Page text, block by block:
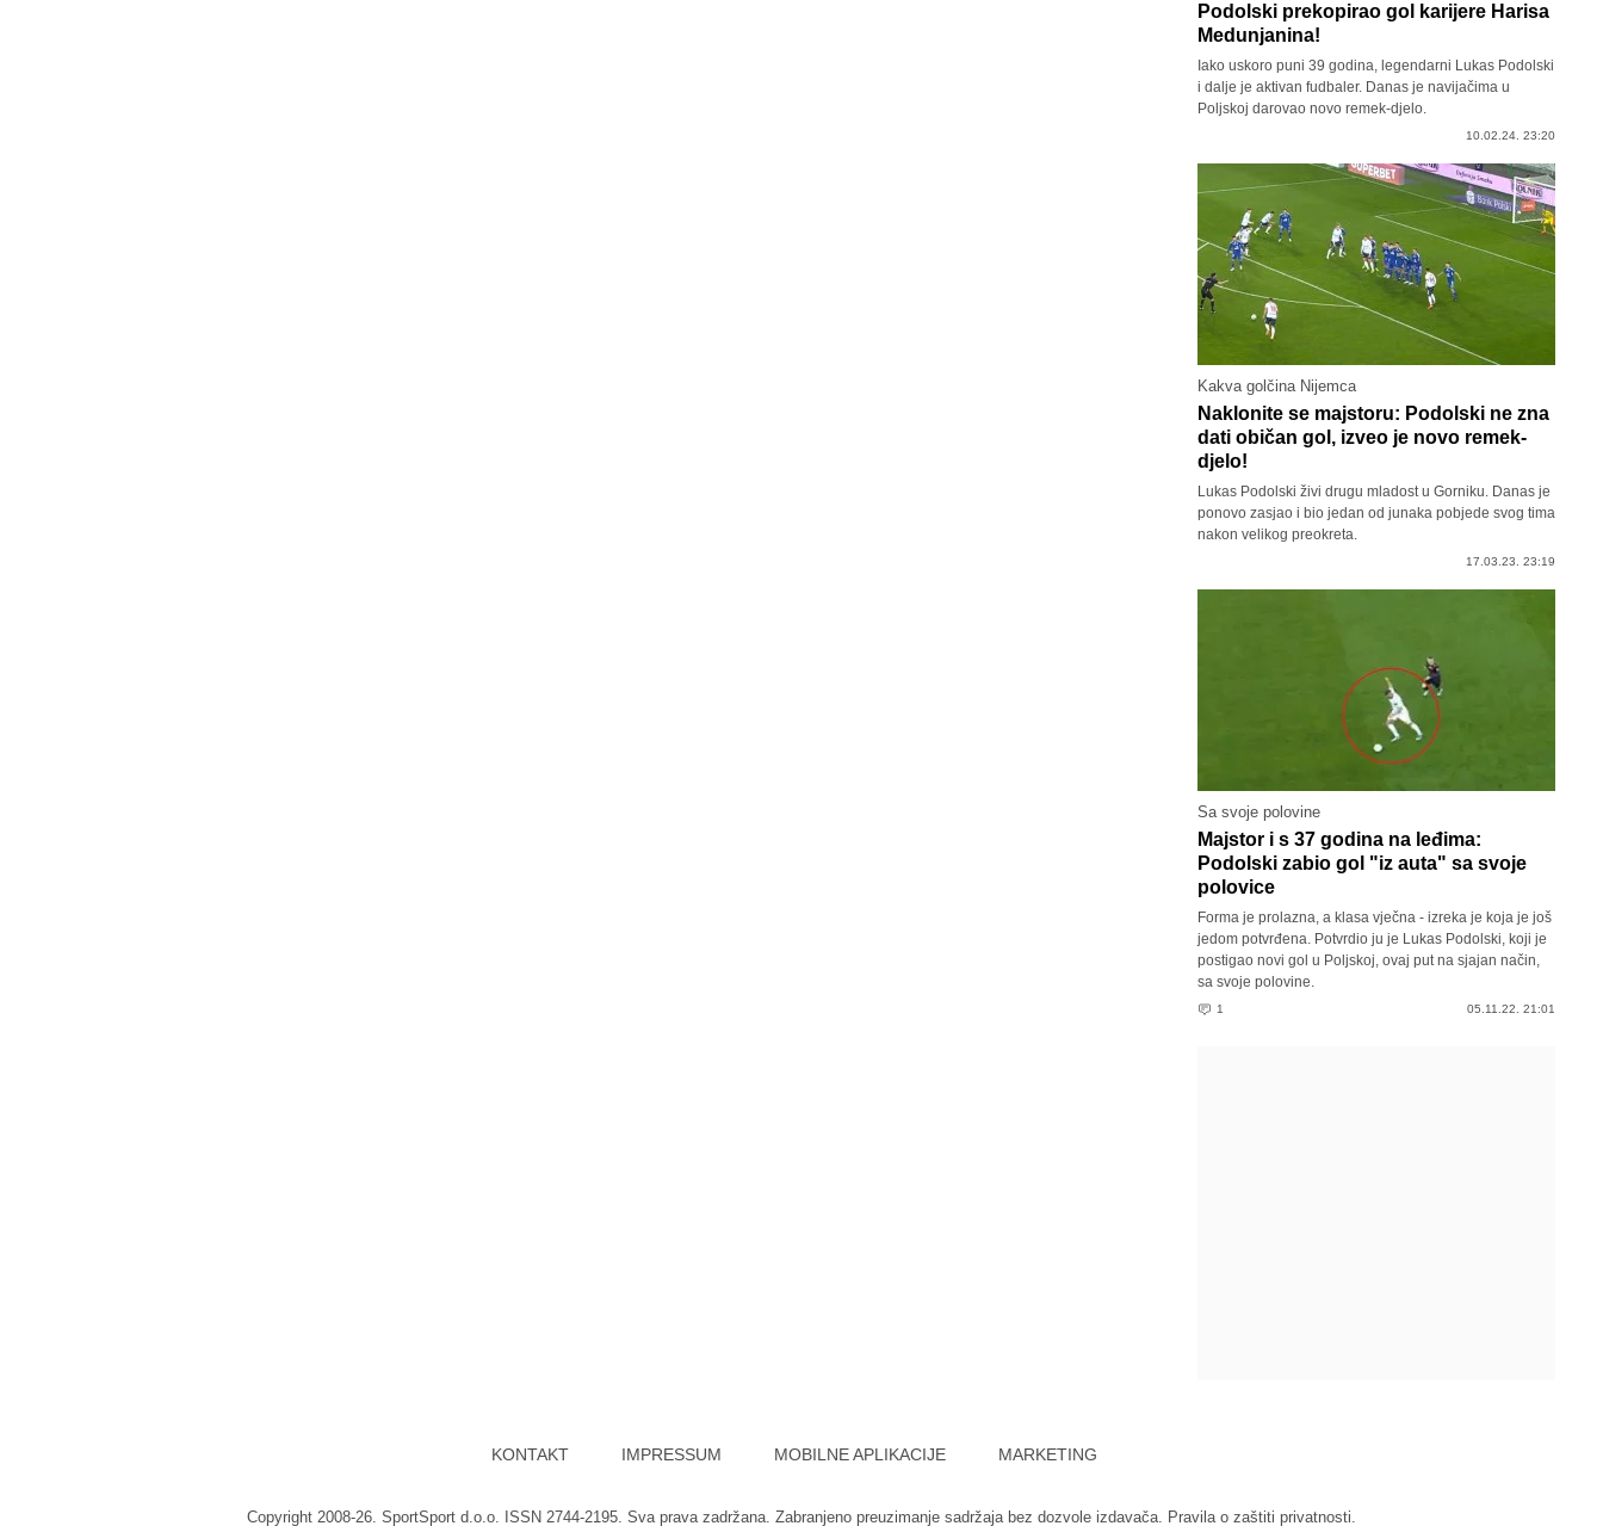
Podolski prekopirao gol karijere Harisa
Medunjanina!
Iako uskoro puni 39 godina, legendarni Lukas Podolski
i dalje je aktivan fudbaler. Danas je navijačima u
Poljskoj darovao novo remek-djelo.
10.02.24. 23:20
Kakva golčina Nijemca
Naklonite se majstoru: Podolski ne zna
dati običan gol, izveo je novo remek-
djelo!
Lukas Podolski živi drugu mladost u Gorniku. Danas je
ponovo zasjao i bio jedan od junaka pobjede svog tima
nakon velikog preokreta.
17.03.23. 23:19
Sa svoje polovine
Majstor i s 37 godina na leđima:
Podolski zabio gol "iz auta" sa svoje
polovice
Forma je prolazna, a klasa vječna - izreka je koja je još
jedom potvrđena. Potvrdio ju je Lukas Podolski, koji je
postigao novi gol u Poljskoj, ovaj put na sjajan način,
sa svoje polovine.
1 05.11.22. 21:01
KONTAKT IMPRESSUM MOBILNE APLIKACIJE MARKETING
Copyright 2008-26. SportSport d.o.o. ISSN 2744-2195. Sva prava zadržana. Zabranjeno preuzimanje sadržaja bez dozvole izdavača. Pravila o zaštiti privatnosti.